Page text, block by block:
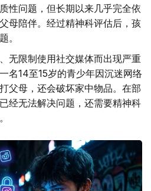
性问题，但长期以来几乎完全依
母陪伴。经过精神科评估后，孩
。
无限制使用社交媒体而出现严重
名14至15岁的青少年因沉迷网络
父母，还会破坏家中物品。在部
经无法解决问题，还需要精神科